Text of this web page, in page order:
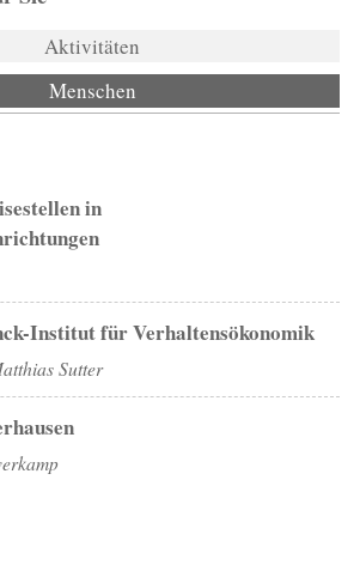
Aktivitäten
Menschen
in
Institut für Verhaltensökonomik
Sutter